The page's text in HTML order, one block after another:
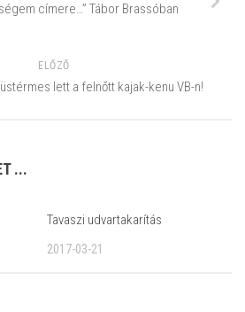
címere…” Tábor Brassóban
ELŐZŐ
lett a felnőtt kajak-kenu VB-n!
...
Tavaszi udvartakarítás
2017-03-21